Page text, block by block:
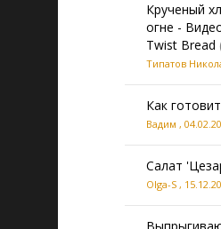
Крученый
огне -
Twist Bread
Типатов
Как
Вадим ,
Салат
Olga-S ,